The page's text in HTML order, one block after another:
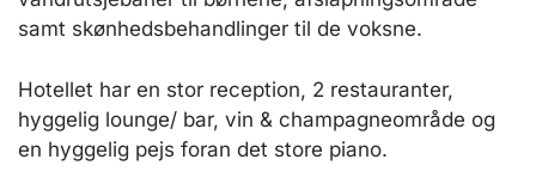
samt skønhedsbehandlinger til de voksne.
Hotellet har en stor reception, 2 restauranter,
hyggelig lounge/ bar, vin & champagneområde og
en hyggelig pejs foran det store piano.